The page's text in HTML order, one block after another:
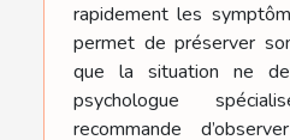
rapidement les
permet de préserver
que la situation ne
psychologue
recommande